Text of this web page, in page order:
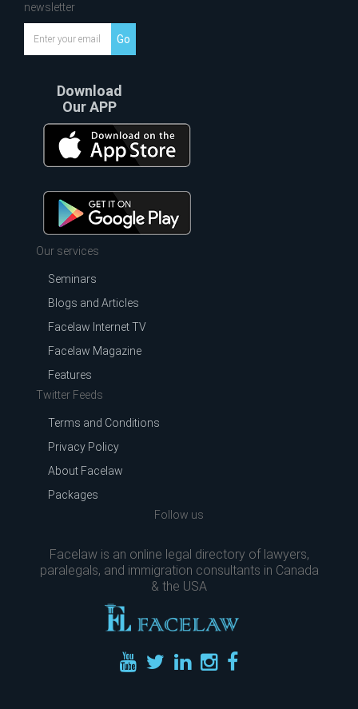
newsletter
Go
Download
Our APP
Our services
Seminars
Blogs and Articles
Facelaw Internet TV
Facelaw Magazine
Features
Twitter Feeds
Terms and Conditions
Privacy Policy
About Facelaw
Packages
Follow us
Facelaw is an online legal directory of lawyers,
paralegals, and immigration consultants in Canada
& the USA